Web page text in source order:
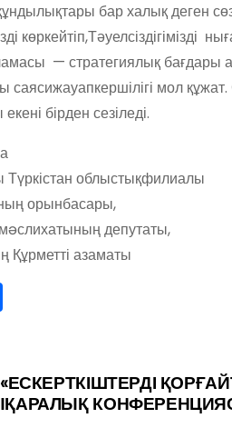
бархалықдеген
көркейтіп,Тәуелсіздігімізді
— стратегиялық бағдары
саясижауапкершілігі мол құжат.
екені бірден сезіледі.
Түркістан облыстықфилиалы
орынбасары,
мəслихатыныңдепутаты,
Құрметті азаматы
а
в